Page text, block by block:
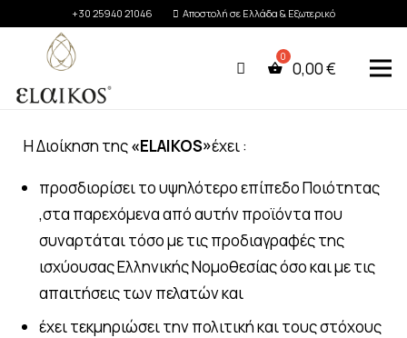
+30 25940 21046 Αποστολή σε Ελλάδα & Εξωτερικό
0,00€
Η Διοίκηση της«ELAIKOS»έχει :
προσδιορίσει το υψηλότερο επίπεδο Ποιότητας
,στα παρεχόμενα από αυτήν προϊόντα που
συναρτάται τόσο με τις προδιαγραφές της
ισχύουσας Ελληνικής Νομοθεσίας όσο και με τις
απαιτήσεις των πελατών και
έχει τεκμηριώσει την πολιτική και τους στόχους